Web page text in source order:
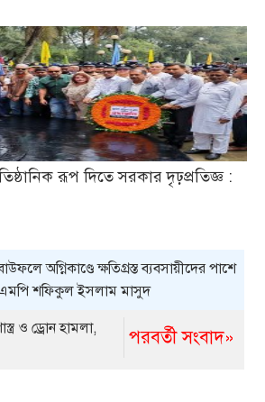
রূপ দিতে সরকার দৃঢ়প্রতিজ্ঞ :
অগ্নিকাণ্ডে ক্ষতিগ্রস্ত ব্যবসায়ীদের পাশে
শফিকুল ইসলাম মাসুদ
পরবর্তী সংবাদ»
ও ড্রোন হামলা,